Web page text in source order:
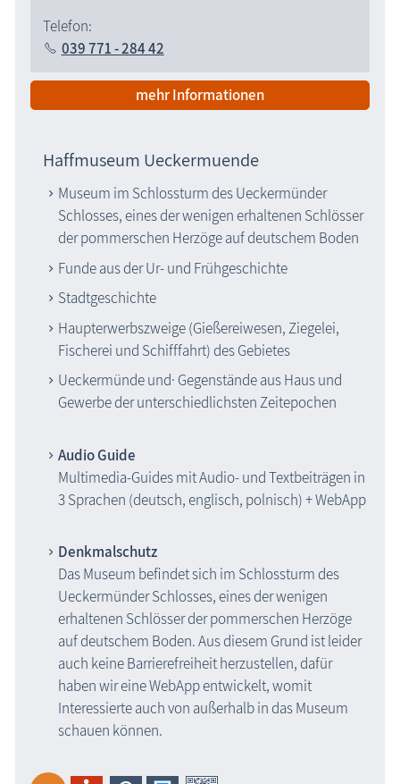
Telefon:
039 771 - 284 42
mehr Informationen
Haffmuseum Ueckermuende
Museum im Schlossturm des Ueckermünder
Schlosses, eines der wenigen erhaltenen Schlösser
der pommerschen Herzöge auf deutschem Boden
Funde aus der Ur- und Frühgeschichte
Stadtgeschichte
Haupterwerbszweige (Gießereiwesen, Ziegelei,
Fischerei und Schifffahrt) des Gebietes
Ueckermünde und· Gegenstände aus Haus und
Gewerbe der unterschiedlichsten Zeitepochen
Audio Guide
Multimedia-Guides mit Audio- und Textbeiträgen in
3 Sprachen (deutsch, englisch, polnisch) + WebApp
Denkmalschutz
Das Museum befindet sich im Schlossturm des
Ueckermünder Schlosses, eines der wenigen
erhaltenen Schlösser der pommerschen Herzöge
auf deutschem Boden. Aus diesem Grund ist leider
auch keine Barrierefreiheit herzustellen, dafür
haben wir eine WebApp entwickelt, womit
Interessierte auch von außerhalb in das Museum
schauen können.